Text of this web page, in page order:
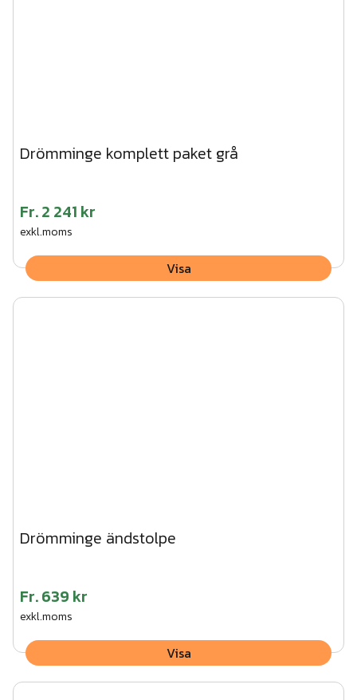
Drömminge komplett paket grå
Fr.2 241 kr
exkl.moms
Visa
Drömminge ändstolpe
Fr.639 kr
exkl.moms
Visa